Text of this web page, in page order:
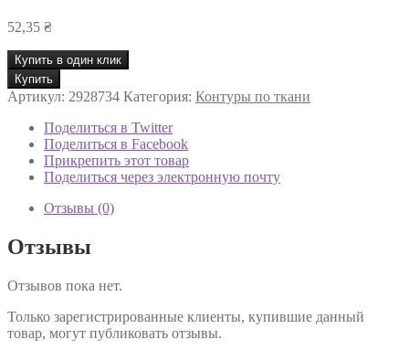
52,35 ₴
Купить в один клик
Количество
товара
Контур
тканині
Decola
Лайм
Купить
Артикул: 2928734 Категория: Контуры по ткани
Поделиться в Twitter
Поделиться в Facebook
Прикрепить этот товар
Поделиться через электронную почту
Отзывы (0)
Отзывы
Отзывов пока нет.
Только зарегистрированные клиенты, купившие данный
товар, могут публиковать отзывы.